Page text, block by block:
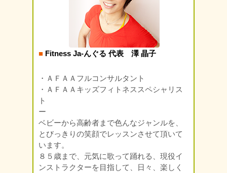
■ Fitness Ja-んぐる 代表 澤 晶子
・ＡＦＡＡフルコンサルタント
・ＡＦＡＡキッズフィトネススペシャリス
ト
ー
ベビーから高齢者まで色んなジャンルを、
とびっきりの笑顔でレッスンさせて頂いて
います。
８５歳まで、元気に歌って踊れる、現役イ
ンストラクターを目指して、日々、楽しく